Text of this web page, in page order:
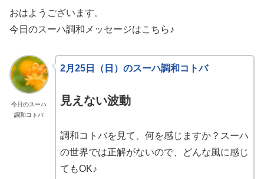
おはようございます。
今日のスーハ調和メッセージはこちら♪
今日のスーハ
調和コトバ
2月25日（日）のスーハ調和コトバ
見えない波動
調和コトバを見て、何を感じますか？スーハ
の世界では正解がないので、どんな風に感じ
てもOK♪